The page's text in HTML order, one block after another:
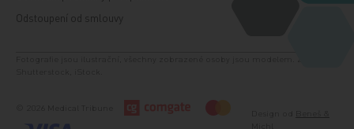
Odstoupení od smlouvy